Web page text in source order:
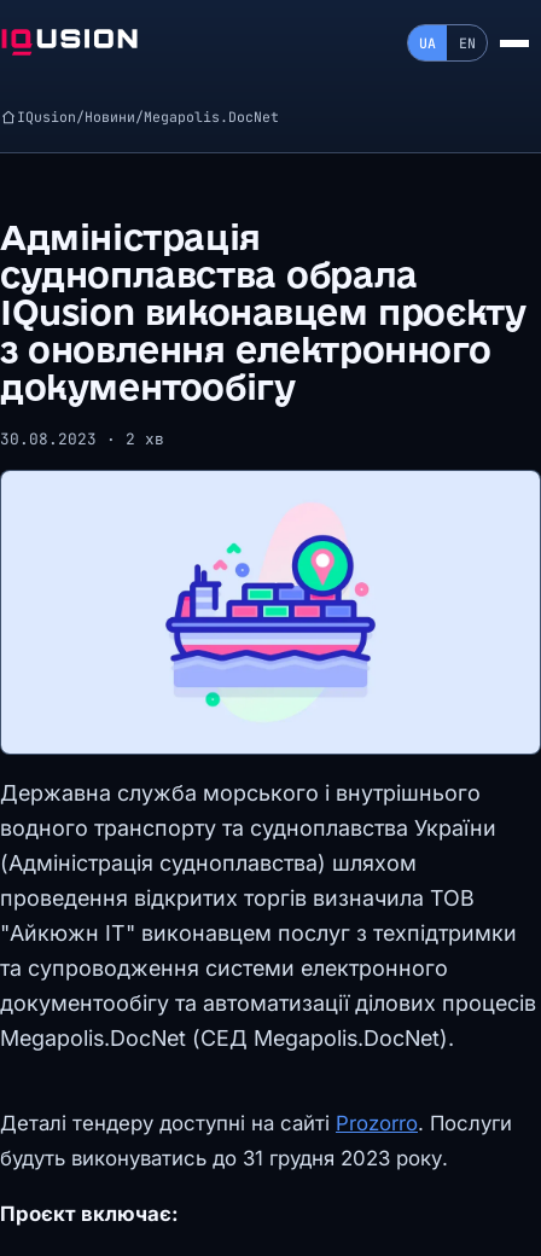
UA EN
IQusion/Новини/Megapolis.DocNet
Адміністрація
судноплавства обрала
IQusion виконавцем проєкту
з оновлення електронного
документообігу
30.08.2023 · 2 хв
Державна служба морського і внутрішнього
водного транспорту та судноплавства України
(Адміністрація судноплавства) шляхом
проведення відкритих торгів визначила ТОВ
"Айкюжн ІТ" виконавцем послуг з техпідтримки
та супроводження системи електронного
документообігу та автоматизації ділових процесів
Megapolis.DocNet (СЕД Megapolis.DocNet).
Деталі тендеру доступні на сайті Prozorro. Послуги
будуть виконуватись до 31 грудня 2023 року.
Проєкт включає: